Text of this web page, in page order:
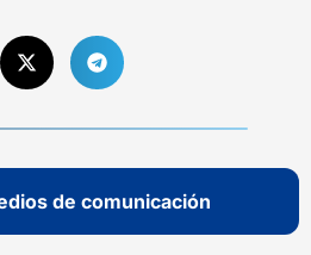
de comunicación